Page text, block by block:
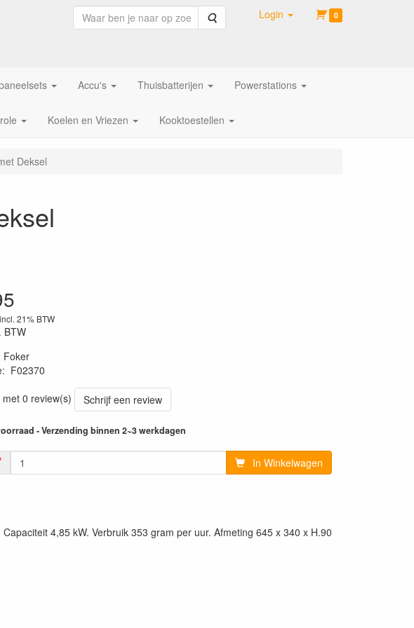
Zoeken Login 0
Accu's Thuisbatterijen Powerstations
Koelen en Vriezen Kooktoestellen
Deksel
21% BTW
BTW
Foker
: F02370
0 review(s)
Schrijf een review
- Verzending binnen 2~3 werkdagen
In Winkelwagen
4,85 kW. Verbruik 353 gram per uur. Afmeting 645 x 340 x H.90